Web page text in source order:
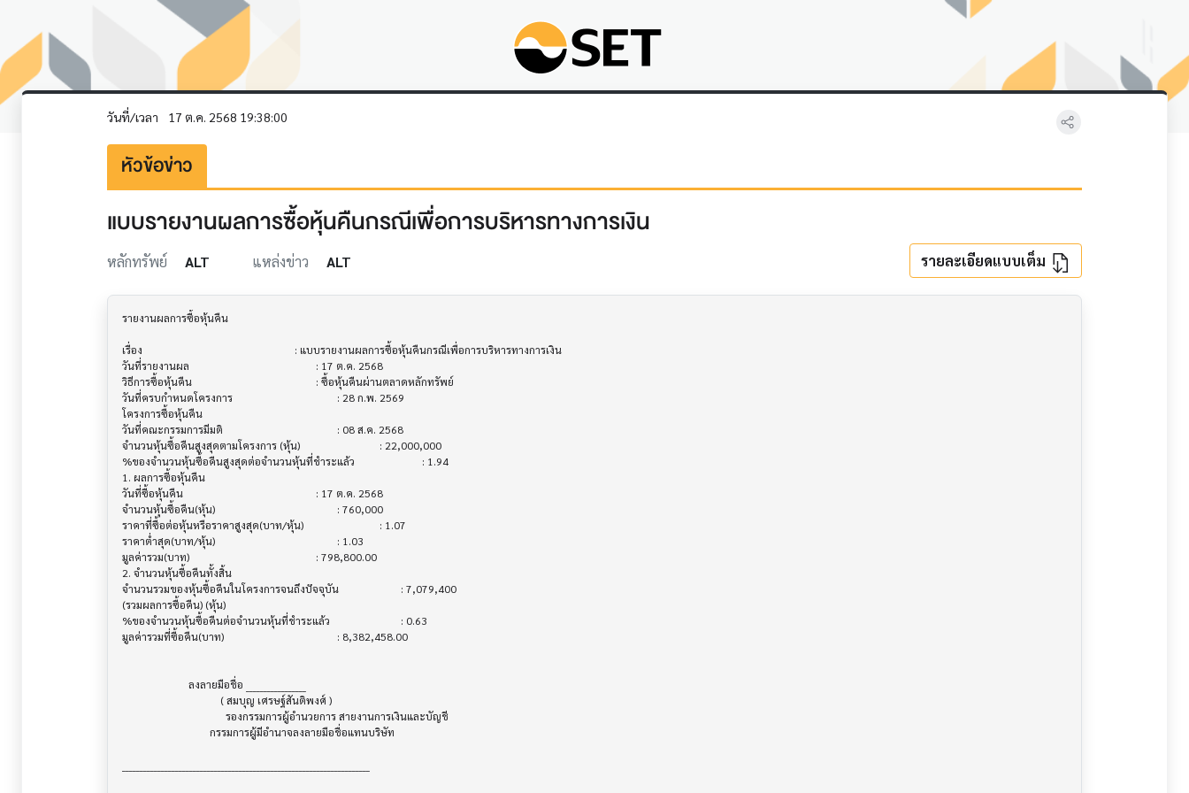
วันที่/เวลา 17 ต.ค. 2568 19:38:00
หัวข้อข่าว
แบบรายงานผลการซื้อหุ้นคืนกรณีเพื่อการบริหารทางการเงิน
หลักทรัพย์ ALT แหล่งข่าว ALT รายละเอียดแบบเต็ม
รายงานผลการซื้อหุ้นคืน
เรื่อง                                  			 : แบบรายงานผลการซื้อหุ้นคืนกรณีเพื่อการบริหารทางการเงิน
วันที่รายงานผล                          			 : 17 ต.ค. 2568
วิธีการซื้อหุ้นคืน                           			 : ซื้อหุ้นคืนผ่านตลาดหลักทรัพย์
วันที่ครบกำหนดโครงการ                   			 : 28 ก.พ. 2569
โครงการซื้อหุ้นคืน
วันที่คณะกรรมการมีมติ                     			 : 08 ส.ค. 2568
จำนวนหุ้นซื้อคืนสูงสุดตามโครงการ (หุ้น)        			 : 22,000,000
%ของจำนวนหุ้นซื้อคืนสูงสุดต่อจำนวนหุ้นที่ชำระแล้ว  			 : 1.94
1. ผลการซื้อหุ้นคืน
วันที่ซื้อหุ้นคืน                            			 : 17 ต.ค. 2568
จำนวนหุ้นซื้อคืน(หุ้น)                       			 : 760,000
ราคาที่ซื้อต่อหุ้นหรือราคาสูงสุด(บาท/หุ้น)        			 : 1.07
ราคาต่ำสุด(บาท/หุ้น)                      			 : 1.03
มูลค่ารวม(บาท)                          			 : 798,800.00
2. จำนวนหุ้นซื้อคืนทั้งสิ้น
จำนวนรวมของหุ้นซื้อคืนในโครงการจนถึงปัจจุบัน 			 : 7,079,400
(รวมผลการซื้อคืน) (หุ้น)
%ของจำนวนหุ้นซื้อคืนต่อจำนวนหุ้นที่ชำระแล้ว      			 : 0.63
มูลค่ารวมที่ซื้อคืน(บาท)                     			 : 8,382,458.00